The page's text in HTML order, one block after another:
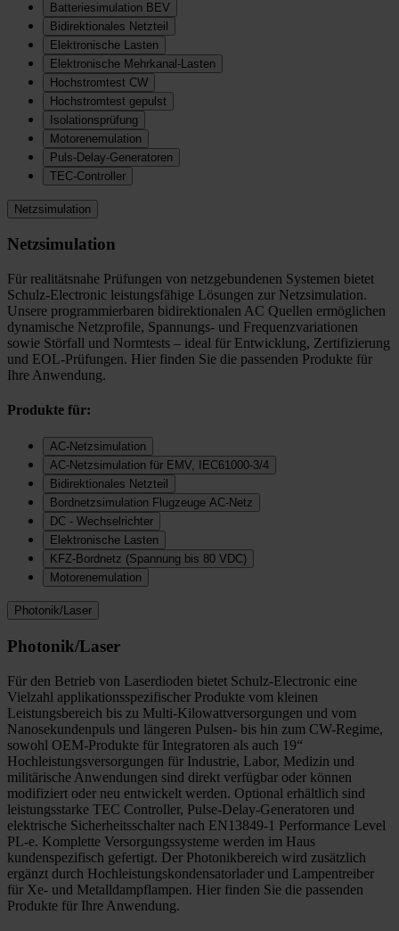
Batteriesimulation BEV
Bidirektionales Netzteil
Elektronische Lasten
Elektronische Mehrkanal-Lasten
Hochstromtest CW
Hochstromtest gepulst
Isolationsprüfung
Motorenemulation
Puls-Delay-Generatoren
TEC-Controller
Netzsimulation
Netzsimulation
Für realitätsnahe Prüfungen von netzgebundenen Systemen bietet
Schulz-Electronic leistungsfähige Lösungen zur Netzsimulation.
Unsere programmierbaren bidirektionalen AC Quellen ermöglichen
dynamische Netzprofile, Spannungs- und Frequenzvariationen
sowie Störfall und Normtests – ideal für Entwicklung, Zertifizierung
und EOL-Prüfungen. Hier finden Sie die passenden Produkte für
Ihre Anwendung.
Produkte für:
AC-Netzsimulation
AC-Netzsimulation für EMV, IEC61000-3/4
Bidirektionales Netzteil
Bordnetzsimulation Flugzeuge AC-Netz
DC - Wechselrichter
Elektronische Lasten
KFZ-Bordnetz (Spannung bis 80 VDC)
Motorenemulation
Photonik/Laser
Photonik/Laser
Für den Betrieb von Laserdioden bietet Schulz-Electronic eine
Vielzahl applikationsspezifischer Produkte vom kleinen
Leistungsbereich bis zu Multi-Kilowattversorgungen und vom
Nanosekundenpuls und längeren Pulsen- bis hin zum CW-Regime,
sowohl OEM-Produkte für Integratoren als auch 19“
Hochleistungsversorgungen für Industrie, Labor, Medizin und
militärische Anwendungen sind direkt verfügbar oder können
modifiziert oder neu entwickelt werden. Optional erhältlich sind
leistungsstarke TEC Controller, Pulse-Delay-Generatoren und
elektrische Sicherheitsschalter nach EN13849-1 Performance Level
PL-e. Komplette Versorgungssysteme werden im Haus
kundenspezifisch gefertigt. Der Photonikbereich wird zusätzlich
ergänzt durch Hochleistungskondensatorlader und Lampentreiber
für Xe- und Metalldampflampen. Hier finden Sie die passenden
Produkte für Ihre Anwendung.